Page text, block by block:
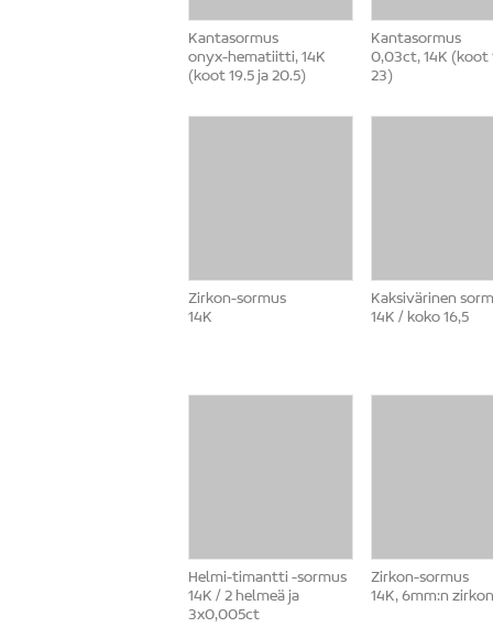
Kantasormus
onyx-hematiitti, 14K
(koot 19.5 ja 20.5)
Kantasormus
0,03ct, 14K (koot
23)
Zirkon-sormus
14K
Kaksivärinen
14K / koko 16,5
Helmi-timantti -sormus
14K / 2 helmeä ja
3x0,005ct
Zirkon-sormus
14K, 6mm:n zirkon